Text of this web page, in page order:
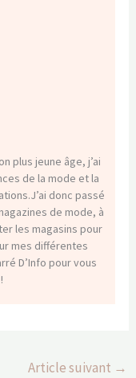
plus jeune âge, j’ai
de la mode et la
donc passé
de mode, à
les magasins pour
mes différentes
D’Info pour vous
Article suivant →